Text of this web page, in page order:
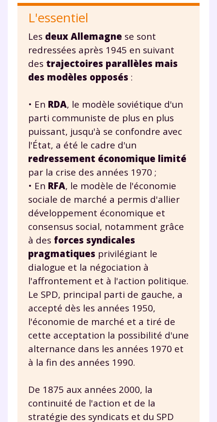
L'essentiel
Les deux Allemagne se sont
redressées après 1945 en suivant
des trajectoires parallèles mais
des modèles opposés :
• En RDA, le modèle soviétique d'un
parti communiste de plus en plus
puissant, jusqu'à se confondre avec
l'État, a été le cadre d'un
redressement économique limité
par la crise des années 1970 ;
• En RFA, le modèle de l'économie
sociale de marché a permis d'allier
développement économique et
consensus social, notamment grâce
à des forces syndicales
pragmatiques privilégiant le
dialogue et la négociation à
l'affrontement et à l'action politique.
Le SPD, principal parti de gauche, a
accepté dès les années 1950,
l'économie de marché et a tiré de
cette acceptation la possibilité d'une
alternance dans les années 1970 et
à la fin des années 1990.
De 1875 aux années 2000, la
continuité de l'action et de la
stratégie des syndicats et du SPD